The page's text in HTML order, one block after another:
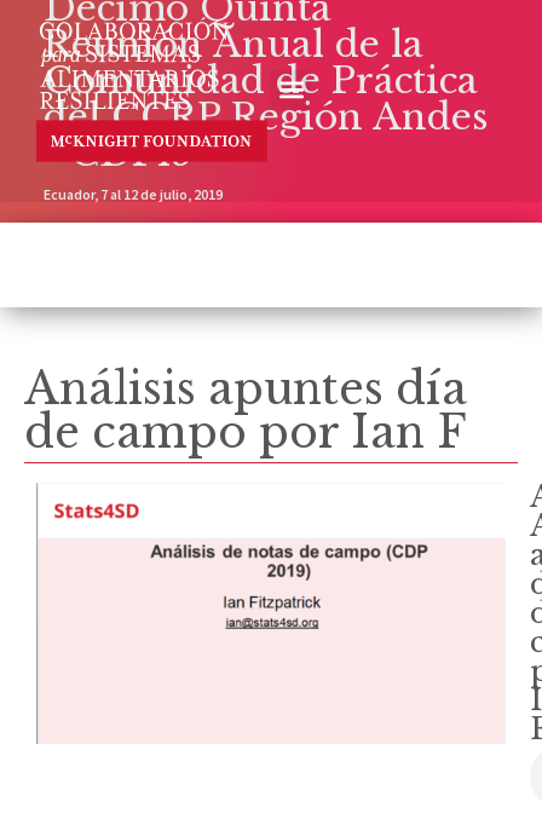
Reunión Anual de la
Comunidad de Práctica
del CCRP Región Andes
- CDP15
Ecuador, 7 al 12 de julio, 2019
Análisis apuntes día
de campo por Ian F